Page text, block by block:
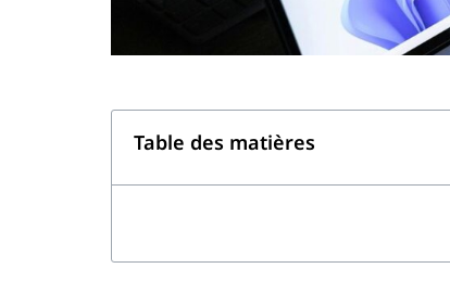
Table des matières